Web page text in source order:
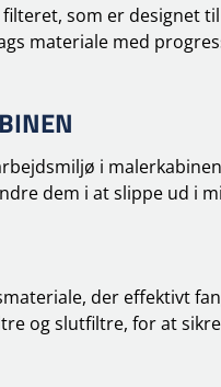
som er designet
materiale med
i
dem i at slippe ud i
der effektivt
og slutfiltre, for at